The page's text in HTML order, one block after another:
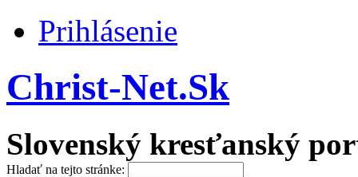
Prihlásenie
Christ-Net.Sk
Slovenský kresťanský
Hladať na tejto stránke: